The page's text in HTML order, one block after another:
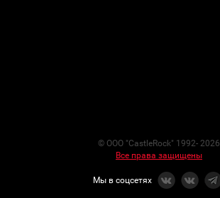
© ООО "CastleRock" 1992- 2026
Все права защищены
Мы в соцсетях